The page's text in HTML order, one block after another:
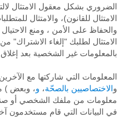
الضروري بشكل معقول الامتثال
الامتثال للقانون)، والامتثال
والحفاظ على الأمن ، ومنع
الامتثال لطلبك "إلغاء الاشتراك"
بالمعلومات غير الشخصية بعد
المعلومات التي شاركتها مع
والاختصاصيين بالصحّة، و، وبعض )
معلومات من ملفك الشخصي أو
في البيانات التي قام مستخدمون